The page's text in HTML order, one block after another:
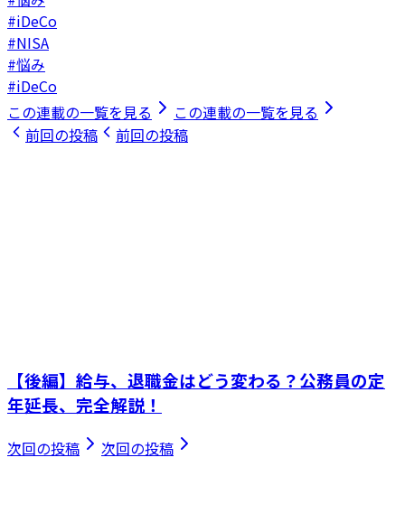
#iDeCo
#NISA
#悩み
#iDeCo
この連載の一覧を見る
この連載の一覧を見る
前回の投稿
前回の投稿
【後編】給与、退職金はどう変わる？公務員の定
年延長、完全解説！
次回の投稿 次回の投稿